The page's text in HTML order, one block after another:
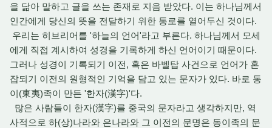
을 닮아 말하고 글을 쓰는 존재로 지음 받았다. 이는 하나님께서
인간에게 당신의 뜻을 전달하기 위한 통로를 열어두신 것이다.
우리는 히브리어를 '하늘의 언어'라고 부른다. 하나님께서 모세
에게 직접 계시하여 성경을 기록하게 하신 언어이기 때문이다.
그러나 성경이 기록되기 이전, 혹은 바벨탑 사건으로 언어가 혼
잡되기 이전의 원형적인 기억을 담고 있는 문자가 있다. 바로 동
이(東夷)족이 만든 '한자(漢字)'다.
많은 사람들이 한자(漢字)를 중국의 문자라고 생각하지만, 역
사적으로 하(상)나라와 은나라와 그 이전의 문명은 동이족의 문